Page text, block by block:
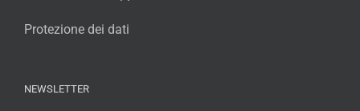
Protezione dei dati
NEWSLETTER